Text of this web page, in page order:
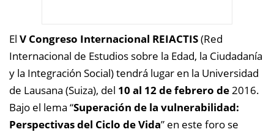
El V Congreso Internacional REIACTIS(Red
Internacional de Estudios sobre la Edad, la Ciudadanía
y la Integración Social) tendrá lugar en la Universidad
de Lausana (Suiza), del 10 al 12 de febrero de2016.
Bajo el lema “Superación de la vulnerabilidad:
Perspectivas del Ciclo de Vida” en este foro se